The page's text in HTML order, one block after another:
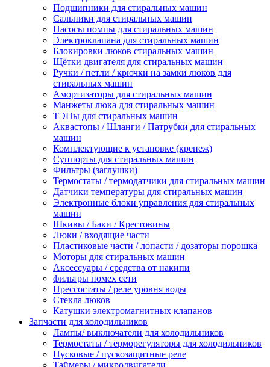
Подшипники для стиральных машин
Сальники для стиральных машин
Насосы помпы для стиральных машин
Электроклапана для стиральных машин
Блокировки люков стиральных машин
Щётки двигателя для стиральных машин
Ручки / петли / крючки на замки люков для
стиральных машин
Амортизаторы для стиральных машин
Манжеты люка для стиральных машин
ТЭНы для стиральных машин
Аквастопы / Шланги / Патрубки для стиральных
машин
Комплектующие к установке (крепеж)
Суппорты для стиральных машин
Фильтры (заглушки)
Термостаты / термодатчики для стиральных машин
Датчики температуры для стиральных машин
Электронные блоки управления для стиральных
машин
Шкивы / Баки / Крестовины
Люки / входящие части
Пластиковые части / лопасти / дозаторы порошка
Моторы для стиральных машин
Аксессуары / средства от накипи
фильтры помех сети
Прессостаты / реле уровня воды
Стекла люков
Катушки электромагнитных клапанов
Запчасти для холодильников
Лампы/ выключатели для холодильников
Термостаты / терморегуляторы для холодильников
Пусковые / пускозащитные реле